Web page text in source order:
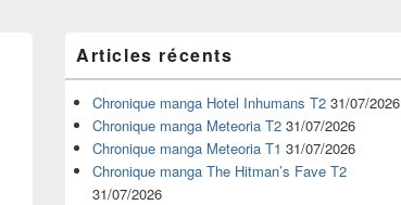
principale
de
widget
pour
barre
latérale
Articles récents
Chronique manga Hotel Inhumans T2 31/07/2026
Chronique manga Meteoria T2 31/07/2026
Chronique manga Meteoria T1 31/07/2026
Chronique manga The Hitman’s Fave T2
31/07/2026